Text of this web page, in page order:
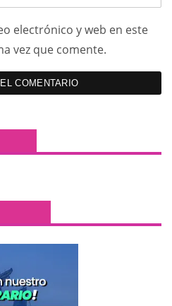
electrónico y web en este
vez que comente.